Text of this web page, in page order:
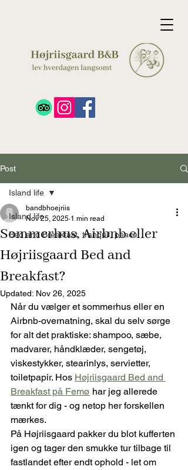
Post
Island life
Bed and Breakfast, tranquil, peace
Island life
Sommerhus, Airbnb eller
Højriisgaard Bed and
Breakfast?
bandbhoejriis
Nov 25, 2025 1 min read
Updated: Nov 26, 2025
Når du vælger et sommerhus eller en
Airbnb-overnatning, skal du selv sørge
for alt det praktiske: shampoo, sæbe,
madvarer, håndklæder, sengetøj,
viskestykker, stearinlys, servietter,
toiletpapir. Hos Højriisgaard Bed and
Breakfast på Femø har jeg allerede
tænkt for dig - og netop her forskellen
mærkes.
På Højriisgaard pakker du blot kufferten
igen og tager den smukke tur tilbage til
fastlandet efter endt ophold - let om